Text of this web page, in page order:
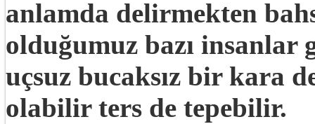
anlamda delirmekten
olduğumuz bazı
uçsuz bucaksız bir kara
olabilir ters de tepebilir.